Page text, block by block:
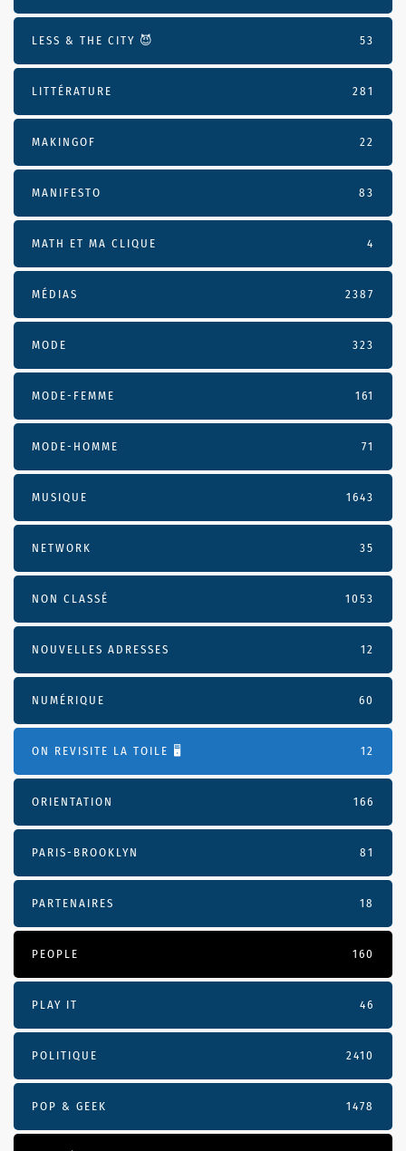
LESS & THE CITY 😈 53
LITTÉRATURE 281
MAKINGOF 22
MANIFESTO 83
MATH ET MA CLIQUE 4
MÉDIAS 2387
MODE 323
MODE-FEMME 161
MODE-HOMME 71
MUSIQUE 1643
NETWORK 35
NON CLASSÉ 1053
NOUVELLES ADRESSES 12
NUMÉRIQUE 60
ON REVISITE LA TOILE 🖥️ 12
ORIENTATION 166
PARIS-BROOKLYN 81
PARTENAIRES 18
PEOPLE 160
PLAY IT 46
POLITIQUE 2410
POP & GEEK 1478